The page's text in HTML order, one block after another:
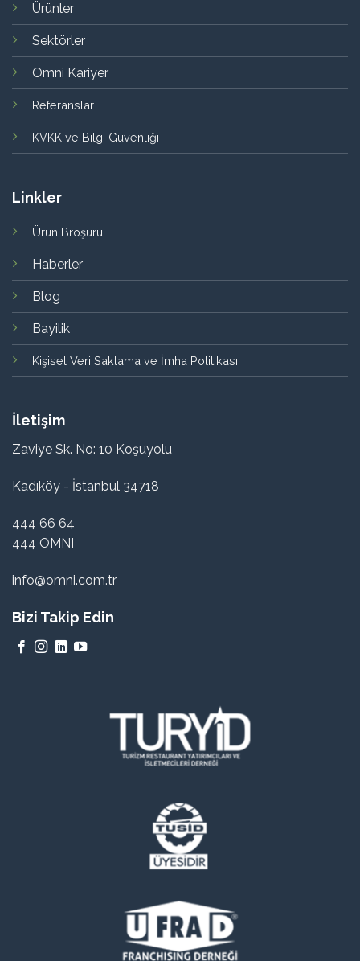
Ürünler
Sektörler
Omni Kariyer
Referanslar
KVKK ve Bilgi Güvenliği
Linkler
Ürün Broşürü
Haberler
Blog
Bayilik
Kişisel Veri Saklama ve İmha Politikası
İletişim
Zaviye Sk. No: 10 Koşuyolu
Kadıköy - İstanbul 34718
444 66 64
444 OMNI
info@omni.com.tr
Bizi Takip Edin